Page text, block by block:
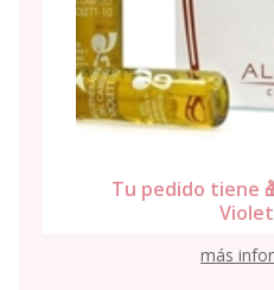
Tu pedido tiene
más